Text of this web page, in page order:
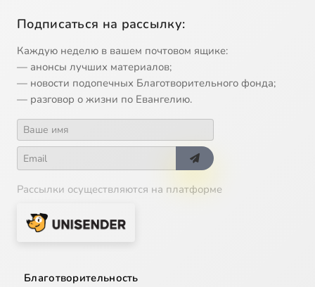
Подписаться на рассылку:
Каждую неделю в вашем почтовом ящике:
— анонсы лучших материалов;
— новости подопечных Благотворительного фонда;
— разговор о жизни по Евангелию.
Рассылки осуществляются на платформе
Благотворительность